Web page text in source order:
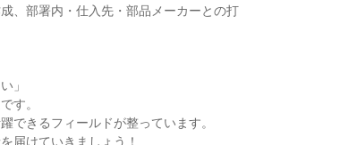
、部署内・仕入先・部品メーカーとの打
」
す。
できるフィールドが整っています。
届けていきましょう！